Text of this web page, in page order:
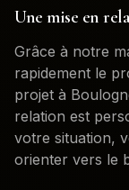
Une mise en
Grâce à notre
rapidement le
projet à
relation est
votre situation,
orienter vers le